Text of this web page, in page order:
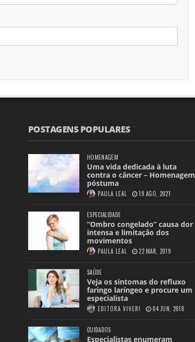
POSTAGENS POPULARES
HOMENAGEM
Uma vida dedicada à luta
contra o câncer – Homenagem
póstuma
PAULA LEAL 19 AGO, 2021
ESPECIALIDADE
“Ombro congelado” causa dor
intensa e limitação dos
movimentos
PAULA LEAL 22 MAR, 2019
SAÚDE
Veja os sintomas do refluxo
faringo laríngeo e procure um
especialista
EDITORA VIVER! 04 JUN, 2018
CUIDADOS
Especialistas enumeram